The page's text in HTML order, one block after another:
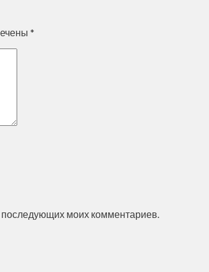
*
последующих моих комментариев.